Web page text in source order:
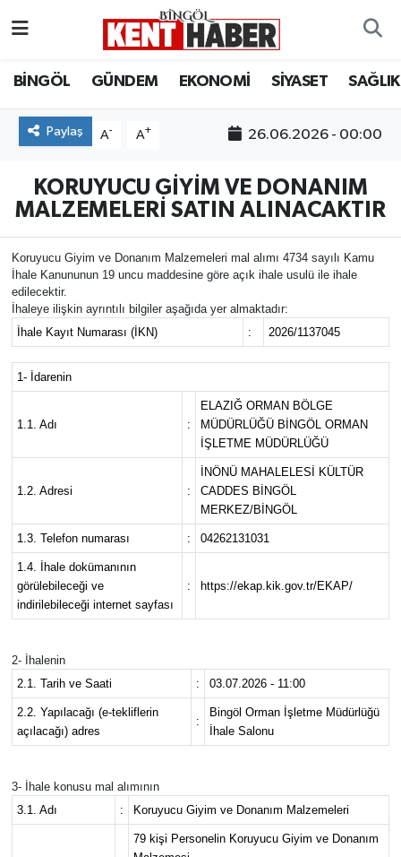
BİNGÖL GÜNDEM EKONOMİ SİYASET SAĞLIK
Paylaş A- A+ 26.06.2026 - 00:00
KORUYUCU GİYİM VE DONANIM
MALZEMELERİ SATIN ALINACAKTIR
Koruyucu Giyim ve Donanım Malzemeleri mal alımı 4734 sayılı Kamu
İhale Kanununun 19 uncu maddesine göre açık ihale usulü ile ihale
edilecektir.
İhaleye ilişkin ayrıntılı bilgiler aşağıda yer almaktadır:
İhale Kayıt Numarası (İKN)
: 2026/1137045
1- İdarenin
1.1. Adı :
ELAZIĞ ORMAN BÖLGE
MÜDÜRLÜĞÜ BİNGÖL ORMAN
İŞLETME MÜDÜRLÜĞÜ
1.2. Adresi :
İNÖNÜ MAHALELESİ KÜLTÜR
CADDES BİNGÖL
MERKEZ/BİNGÖL
1.3. Telefon numarası : 04262131031
1.4. İhale dokümanının
görülebileceği ve
indirilebileceği internet sayfası
: https://ekap.kik.gov.tr/EKAP/
2- İhalenin
2.1. Tarih ve Saati
: 03.07.2026 - 11:00
2.2. Yapılacağı (e-tekliflerin
açılacağı) adres
:
Bingöl Orman İşletme Müdürlüğü
İhale Salonu
3- İhale konusu mal alımının
3.1. Adı
: Koruyucu Giyim ve Donanım Malzemeleri
79 kişi Personelin Koruyucu Giyim ve Donanım
BİLİM-TEKNOLOJİ
EĞİTİM
EKONOMİ
GENÇ
GÜNDEM
KARLIOVA
KİĞI
RESMİ İLANLAR
SAĞLIK
SİYASET
SOLHAN
SPOR
YEDİSU
Bingöl Hava Durumu
Bingöl Trafik Yoğunluk Haritası
Süper Lig Puan Durumu ve Fikstür
Tüm Manşetler
Son Dakika Haberleri
Haber Arşivi